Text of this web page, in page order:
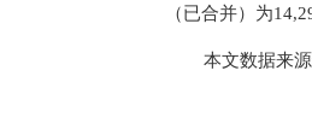
（已合并）为
本文数据来